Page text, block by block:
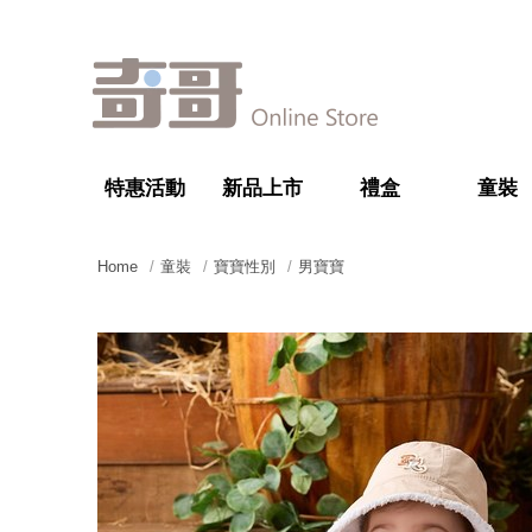
特惠活動 新品上市 禮盒 童裝
Home 童裝 寶寶性別 男寶寶